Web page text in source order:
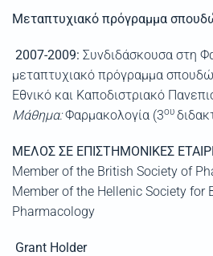
Μεταπτυχιακό πρόγραμμα
2007-2009: Συνδιδάσκουσα στη
μεταπτυχιακό πρόγραμμα
Εθνικό και Καποδιστριακό
Μάθημα:Φαρμακολογία (3ου
ΜΕΛΟΣ ΣΕ ΕΠΙΣΤΗΜΟΝΙΚΕΣ
Member of the British Society of
Member of the Hellenic Society for
Pharmacology
Grant Holder